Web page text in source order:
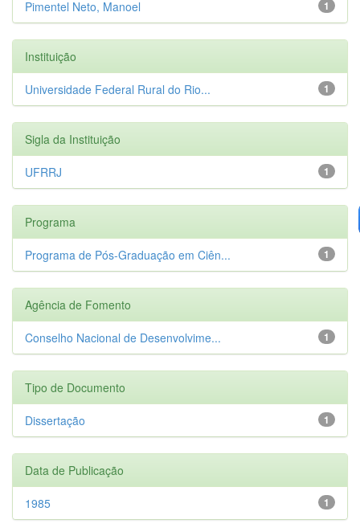
1
Pimentel Neto, Manoel
Instituição
1
Universidade Federal Rural do Rio...
Sigla da Instituição
1
UFRRJ
Programa
1
Programa de Pós-Graduação em Ciên...
Agência de Fomento
1
Conselho Nacional de Desenvolvime...
Tipo de Documento
1
Dissertação
Data de Publicação
1
1985